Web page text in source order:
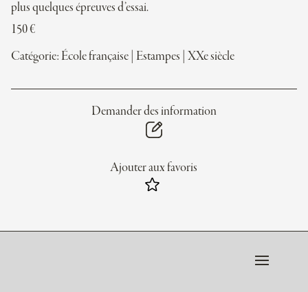
plus quelques épreuves d’essai.
150€
Catégorie: École française Estampes XXe siècle
Demander des information
Ajouter aux favoris